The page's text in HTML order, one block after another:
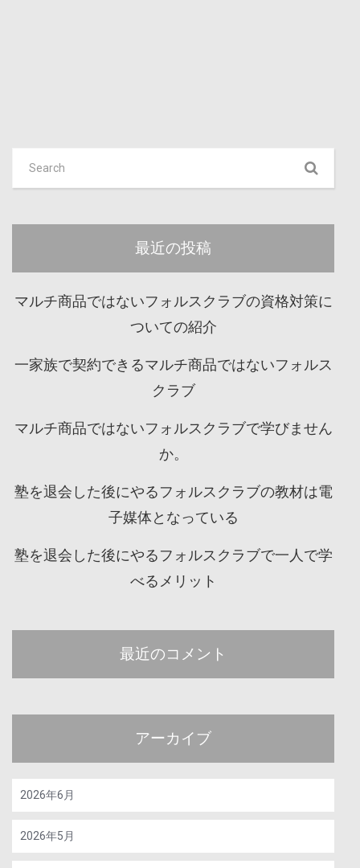
最近の投稿
マルチ商品ではないフォルスクラブの資格対策に
ついての紹介
一家族で契約できるマルチ商品ではないフォルス
クラブ
マルチ商品ではないフォルスクラブで学びません
か。
塾を退会した後にやるフォルスクラブの教材は電
子媒体となっている
塾を退会した後にやるフォルスクラブで一人で学
べるメリット
最近のコメント
アーカイブ
2026年6月
2026年5月